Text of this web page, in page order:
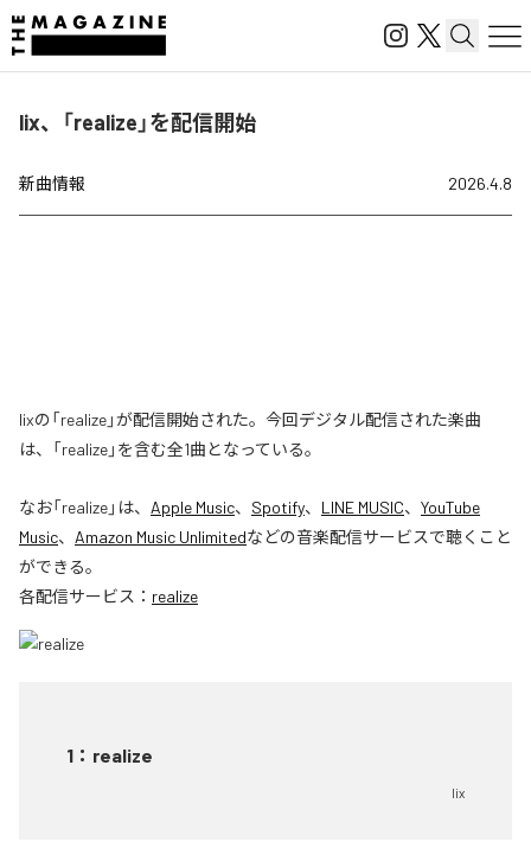
lix、「realize」を配信開始
新曲情報 2026.4.8
lixの「realize」が配信開始された。今回デジタル配信された楽曲
は、「realize」を含む全1曲となっている。
なお「realize」は、 Apple Music、 Spotify、 LINE MUSIC、 YouTube
Music、 Amazon Music Unlimitedなどの音楽配信サービスで聴くこと
ができる。
各配信サービス： realize
1 ： realize
lix